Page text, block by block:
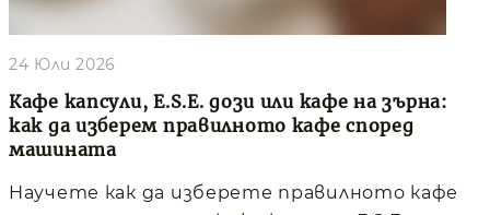
Кафе капсули, E.S.E. дози или кафе на зърна:
как да изберем правилното кафе според
машината
24 Юли 2026
Научете как да изберете правилното кафе